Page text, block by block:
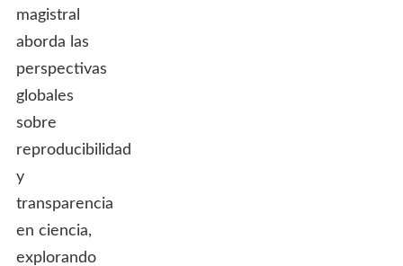
magistral
aborda las
perspectivas
globales
sobre
reproducibilidad
y
transparencia
en ciencia,
explorando